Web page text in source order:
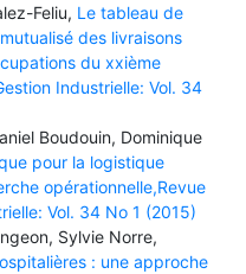
Feliu, Le tableau de
des livraisons
du xxième
Industrielle: Vol. 34
Boudouin, Dominique
pour la logistique
opérationnelle,Revue
Vol. 34 No 1 (2015)
Sylvie Norre,
: une approche